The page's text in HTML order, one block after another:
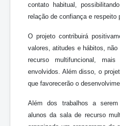
contato habitual,
relação de confiança e respeito
O projeto contribuirá
valores, atitudes e hábitos,
recurso multifuncional,
envolvidos. Além disso, o
que favorecerão o
Além dos trabalhos a
alunos da sala de recurso